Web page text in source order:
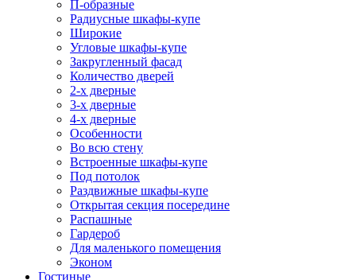
П-образные
Радиусные шкафы-купе
Широкие
Угловые шкафы-купе
Закругленный фасад
Количество дверей
2-х дверные
3-х дверные
4-х дверные
Особенности
Во всю стену
Встроенные шкафы-купе
Под потолок
Раздвижные шкафы-купе
Открытая секция посередине
Распашные
Гардероб
Для маленького помещения
Эконом
Гостиные